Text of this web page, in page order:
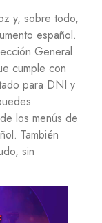
y, sobre todo,
español.
General
cumple con
para DNI y
los menús de
También
sin